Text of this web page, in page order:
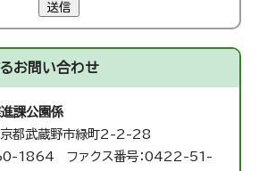
送信
お問い合わせ
課公園係
武蔵野市緑町2-2-28
1864 ファクス番号：0422-51-